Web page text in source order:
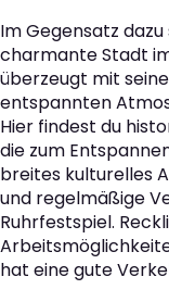
Im Gegensatz
charmante Stadt
überzeugt mit
entspannten
Hier findest du
die zum
breites kulturelles
und regelmäßige
Ruhrfestspiel.
hat eine gute